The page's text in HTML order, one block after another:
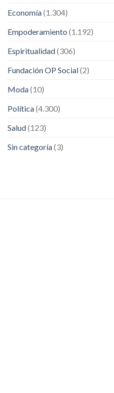
Economía(1.304)
Empoderamiento (1.192)
Espiritualidad(306)
Fundación OP Social(2)
Moda(10)
Política(4.300)
Salud(123)
Sin categoría(3)